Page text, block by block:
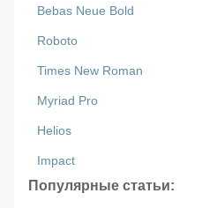
Bebas Neue Bold
Roboto
Times New Roman
Myriad Pro
Helios
Impact
Популярные статьи: